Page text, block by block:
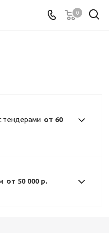
0
тендерами от 60
от 50 000 р.